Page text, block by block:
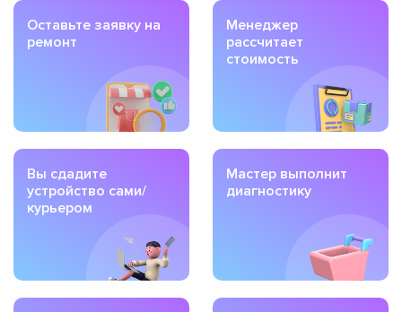
Оставьте заявку на
ремонт
Менеджер
рассчитает
стоимость
Вы сдадите
устройство сами/
курьером
Мастер выполнит
диагностику